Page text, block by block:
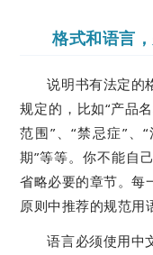
格式和语言
说明书有法定的
规定的，比如“产品
范围”、“禁忌症”、
期”等等。你不能自
省略必要的章节。每
原则中推荐的规范用
语言必须使用中